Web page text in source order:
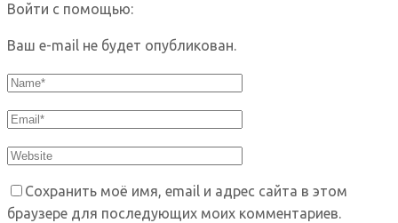
Войти с помощью:
Ваш e-mail не будет опубликован.
Сохранить моё имя, email и адрес сайта в этом
браузере для последующих моих комментариев.